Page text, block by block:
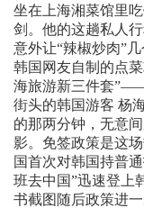
坐在上海湘菜馆里
剑。他的这趟私人
意外让“辣椒炒肉”
韩国网友自制的点
海旅游新三件套
街头的韩国游客 杨
的那两分钟，无意
影。免签政策是这
国首次对韩国持普
班去中国”迅速登上
书截图随后政策进